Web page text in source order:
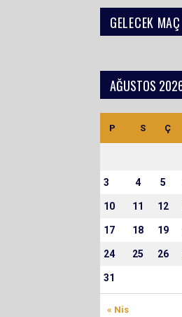
GELECEK MAÇ
AĞUSTOS
P S Ç
« Nis
3 4 5
10 11 12
17 18 19
24 25 26
31